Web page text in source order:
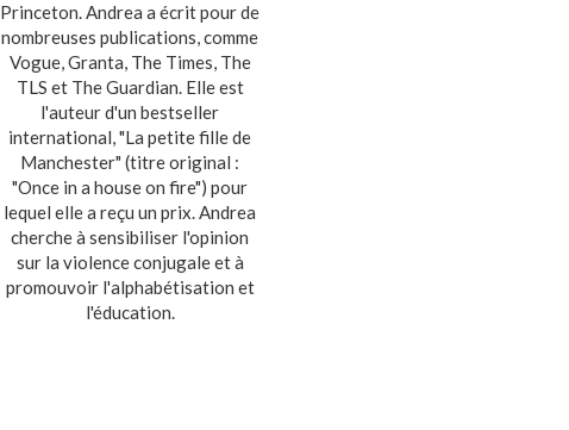
Princeton. Andrea a écrit pour de
nombreuses publications, comme
Vogue, Granta, The Times, The
TLS et The Guardian. Elle est
l'auteur d'un bestseller
international, "La petite fille de
Manchester" (titre original :
"Once in a house on fire") pour
lequel elle a reçu un prix. Andrea
cherche à sensibiliser l'opinion
sur la violence conjugale et à
promouvoir l'alphabétisation et
l'éducation.